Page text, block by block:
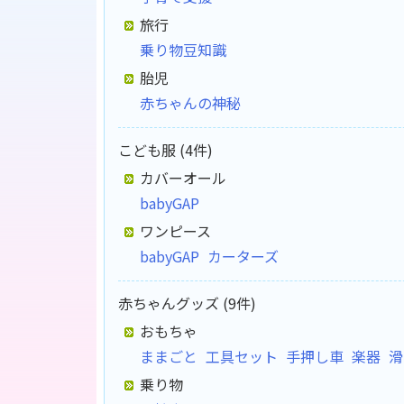
旅行
乗り物豆知識
胎児
赤ちゃんの神秘
こども服 (4件)
カバーオール
babyGAP
ワンピース
babyGAP カーターズ
赤ちゃんグッズ (9件)
おもちゃ
ままごと 工具セット 手押し車 楽器
乗り物